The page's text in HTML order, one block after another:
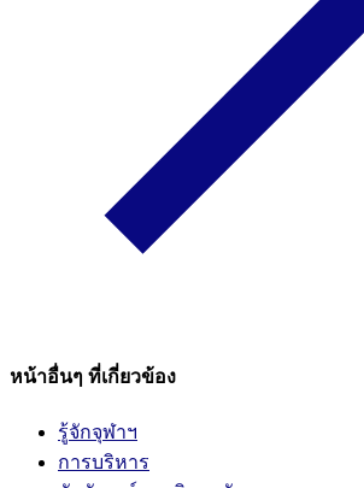
หน้าอื่นๆ ที่เกี่ยวข้อง
รู้จักจุฬาฯ
การบริหาร